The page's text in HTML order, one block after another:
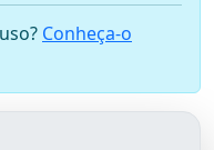
Conheça-o